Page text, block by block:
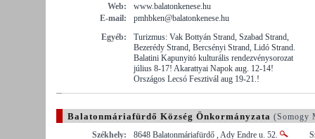
Web:
www.balatonkenese.hu
E-mail:
pmhbken@balatonkenese.hu
Egyéb:
Turizmus: Vak Bottyán Strand, Szabad Strand,
Bezerédy Strand, Bercsényi Strand, Lidó Strand.
Balatini Kapunyitó kulturális rendezvénysorozat
július 8-17! Akarattyai Napok aug. 12-14!
Országos Lecsó Fesztivál aug 19-21.!
Balatonmáriafürdő Község Önkormányzata (Somogy
Székhely:
8648 Balatonmáriafürdő , Ady Endre u. 52.